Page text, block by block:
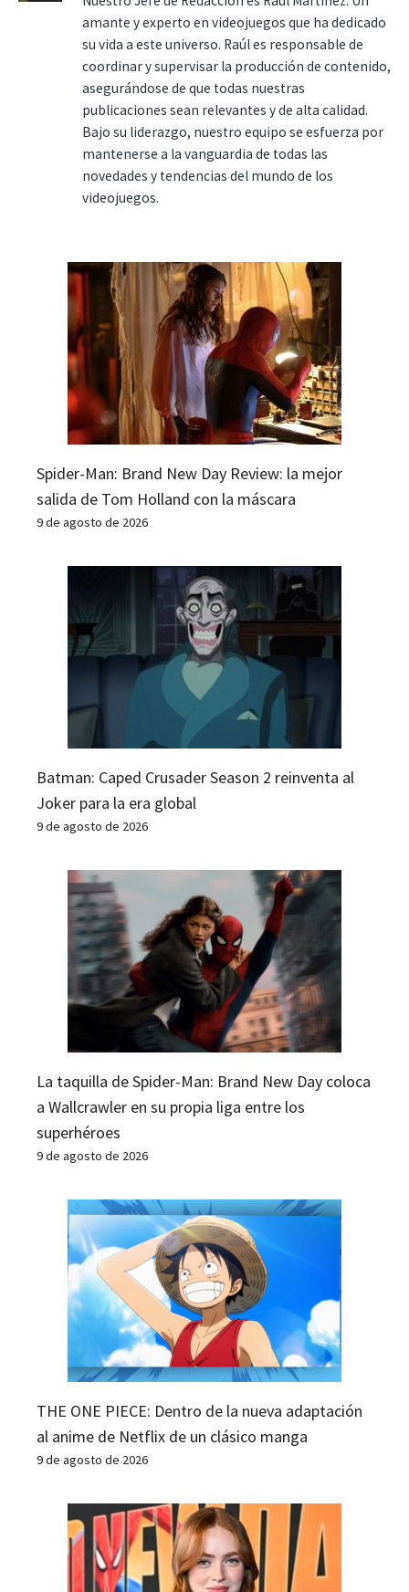
amante y experto en videojuegos que ha dedicado
su vida a este universo. Raúl es responsable de
coordinar y supervisar la producción de contenido,
asegurándose de que todas nuestras
publicaciones sean relevantes y de alta calidad.
Bajo su liderazgo, nuestro equipo se esfuerza por
mantenerse a la vanguardia de todas las
novedades y tendencias del mundo de los
videojuegos.
Spider-Man: Brand New Day Review: la mejor
salida de Tom Holland con la máscara
9 de agosto de 2026
Batman: Caped Crusader Season 2 reinventa al
Joker para la era global
9 de agosto de 2026
La taquilla de Spider-Man: Brand New Day coloca
a Wallcrawler en su propia liga entre los
superhéroes
9 de agosto de 2026
THE ONE PIECE: Dentro de la nueva adaptación
al anime de Netflix de un clásico manga
9 de agosto de 2026